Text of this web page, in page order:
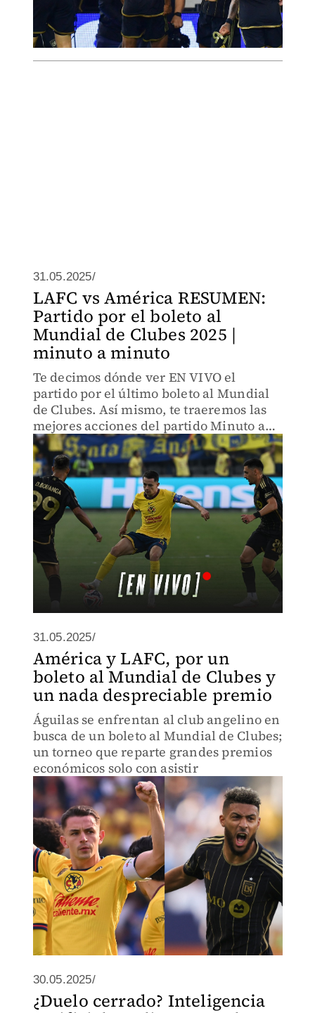
31.05.2025/
LAFC vs América RESUMEN:
Partido por el boleto al
Mundial de Clubes 2025 |
minuto a minuto
Te decimos dónde ver EN VIVO el
partido por el último boleto al Mundial
de Clubes. Así mismo, te traeremos las
mejores acciones del partido Minuto a
Minuto
31.05.2025/
América y LAFC, por un
boleto al Mundial de Clubes y
un nada despreciable premio
Águilas se enfrentan al club angelino en
busca de un boleto al Mundial de Clubes;
un torneo que reparte grandes premios
económicos solo con asistir
30.05.2025/
¿Duelo cerrado? Inteligencia